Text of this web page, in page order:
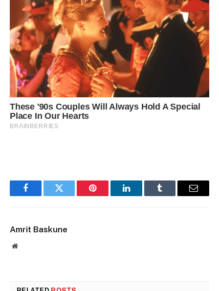
FacebookTwitter Pinterest LinkedInTumblr Email
Amrit Baskune
Website